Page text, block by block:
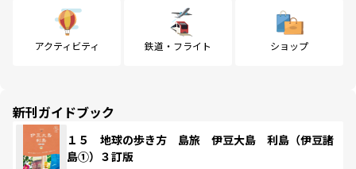
アクティビティ 鉄道・フライト ショップ
新刊ガイドブック
１５ 地球の歩き方 島旅 伊豆大島 利島（伊豆諸
島①）３訂版